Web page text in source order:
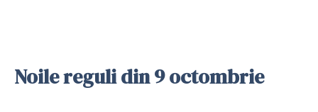
Noile reguli din 9 octombrie